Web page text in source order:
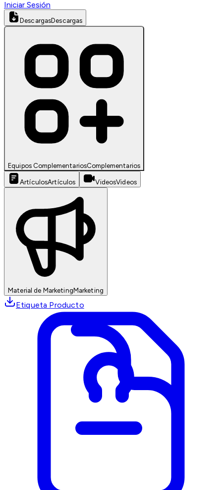
Iniciar Sesión
DescargasDescargas
Equipos ComplementariosComplementarios
ArtículosArtículos VideosVideos
Material de MarketingMarketing
Etiqueta Producto